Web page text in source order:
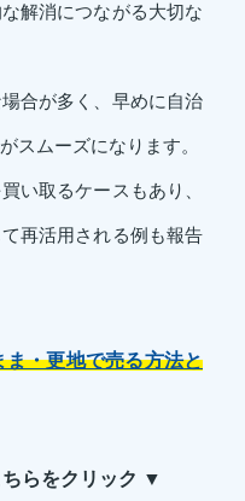
解消につながる大切な
合が多く、早めに自治
スムーズになります。
い取るケースもあり、
再活用される例も報告
・更地で売る方法と
らをクリック ▼